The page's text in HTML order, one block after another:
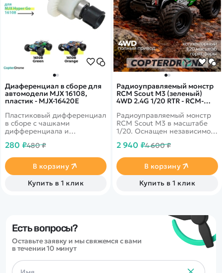
Диaференциал в сборе для
автомодели MJX 16108,
пластик - MJX-16420E
Пластиковый дифференциал
в сборе с чашками
дифференциала и
радиоуправляемых машин
масштаба 1/16.
280 ₽480 ₽
В корзину
Купить в 1 клик
Радиоуправляемый монстр
RCM Scout M3 (зеленый)
4WD 2.4G 1/20 RTR - RCM-
Радиоуправляемый монстр
RCM Scout M3 в масштабе
1/20. Оснащен независимой
подвеской.
управление.
2 940 ₽4 600 ₽
В корзину
Купить в 1 клик
Есть вопросы?
Оставьте заявку и мы свяжемся с вами
в течении 10 минут